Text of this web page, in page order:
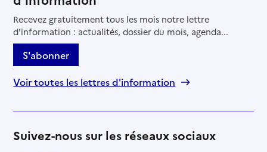
Recevez gratuitement tous les mois notre lettre
d'information : actualités, dossier du mois, agenda...
S'abonner
Voir toutes les lettres d'information
Suivez-nous sur les réseaux sociaux